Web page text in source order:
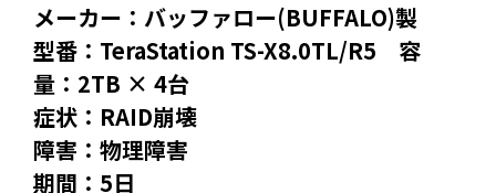
メーカー：バッファロー(BUFFALO)製
型番：TeraStation TS-X8.0TL/R5 容
量：2TB × 4台
症状：RAID崩壊
障害：物理障害
期間：5日